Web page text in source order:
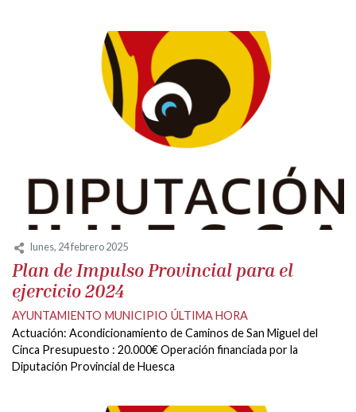
lunes, 24 febrero 2025
Plan de Impulso Provincial para el
ejercicio 2024
AYUNTAMIENTO MUNICIPIO ÚLTIMA HORA
Actuación: Acondicionamiento de Caminos de San Miguel del
Cinca Presupuesto : 20.000€ Operación financiada por la
Diputación Provincial de Huesca